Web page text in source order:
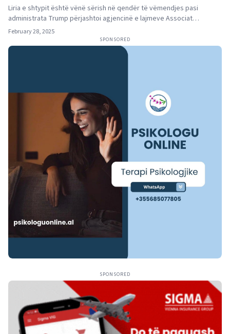
Liria e shtypit është vënë sërish në qendër të vëmendjes pasi
administrata Trump përjashtoi agjencinë e lajmeve Associat…
February 28, 2025
SPONSORED
SPONSORED